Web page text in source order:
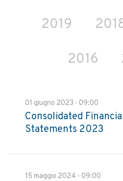
2019
2016
01 giugno 2023 - 09:00
Consolidated
Statements 2023
15 maggio 2024 - 09:00